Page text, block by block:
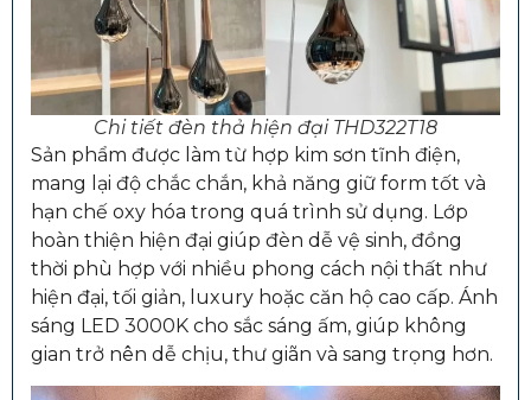
Chi tiết đèn thả hiện đại THD322T18
Sản phẩm được làm từ hợp kim sơn tĩnh điện,
mang lại độ chắc chắn, khả năng giữ form tốt và
hạn chế oxy hóa trong quá trình sử dụng. Lớp
hoàn thiện hiện đại giúp đèn dễ vệ sinh, đồng
thời phù hợp với nhiều phong cách nội thất như
hiện đại, tối giản, luxury hoặc căn hộ cao cấp. Ánh
sáng LED 3000K cho sắc sáng ấm, giúp không
gian trở nên dễ chịu, thư giãn và sang trọng hơn.